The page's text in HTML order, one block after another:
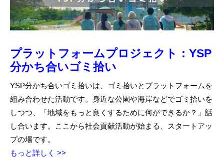
プラットフォームプロジェクト：YSP
分かち合いゴミ拾い
YSP分かち合いゴミ拾いは、ゴミ拾いとプラットフォームを
組み合わせた活動です。身近な公園や海岸などでゴミ拾いを
しつつ、「地域をもっと良くするために何ができるか？」話
し合います。ここから社会貢献活動が始まる、スタートアッ
プの場です。
もっと詳しく >>